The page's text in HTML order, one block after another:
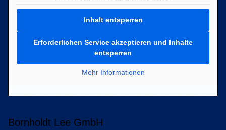
Inhalt entsperren
Erforderlichen Service akzeptieren und Inhalte
entsperren
Mehr Informationen
Bornholdt Lee GmbH